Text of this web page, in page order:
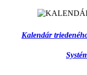
Kalendár